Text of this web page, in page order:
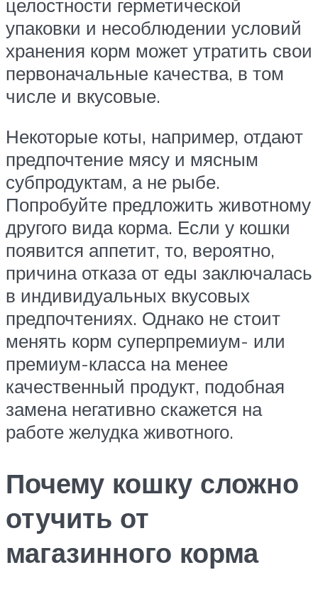
целостности герметической
упаковки и несоблюдении условий
хранения корм может утратить свои
первоначальные качества, в том
числе и вкусовые.
Некоторые коты, например, отдают
предпочтение мясу и мясным
субпродуктам, а не рыбе.
Попробуйте предложить животному
другого вида корма. Если у кошки
появится аппетит, то, вероятно,
причина отказа от еды заключалась
в индивидуальных вкусовых
предпочтениях. Однако не стоит
менять корм суперпремиум- или
премиум-класса на менее
качественный продукт, подобная
замена негативно скажется на
работе желудка животного.
Почему кошку сложно
отучить от
магазинного корма